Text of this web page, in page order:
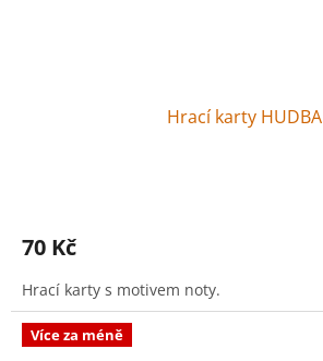
Hrací karty HUDBA
70 Kč
Hrací karty s motivem noty.
Více za méně